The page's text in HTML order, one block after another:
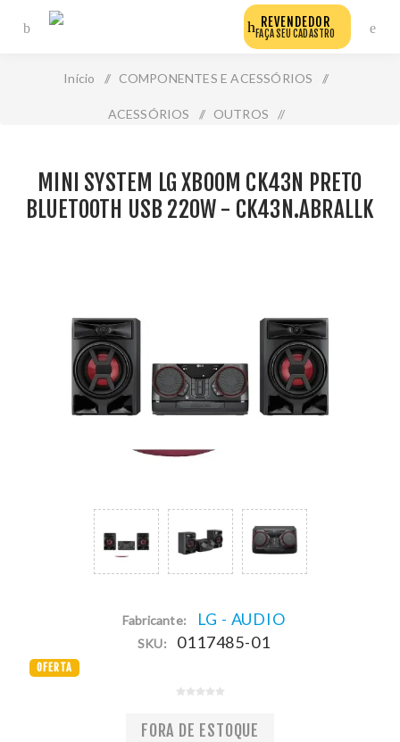
REVENDEDOR
FAÇA SEU CADASTRO
Início / COMPONENTES E ACESSÓRIOS /
ACESSÓRIOS / OUTROS /
Ck43n.Abrallk
MINI SYSTEM LG XBOOM CK43N PRETO
BLUETOOTH USB 220W - CK43N.ABRALLK
Fabricante: LG - AUDIO
SKU: 0117485-01
OFERTA
FORA DE ESTOQUE